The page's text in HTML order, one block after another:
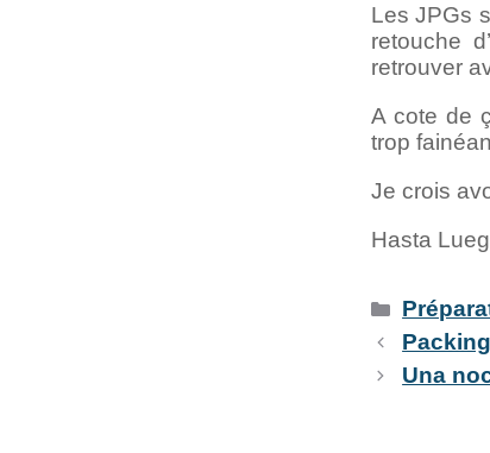
Les JPGs
retouche
retrouver
A cote de
trop
Je crois
Hasta
Una